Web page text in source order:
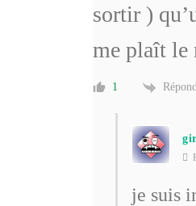
sortir )
me plaît le
1
je suis